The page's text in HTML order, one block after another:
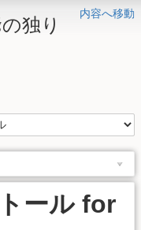
内容へ移動
独り
ール for